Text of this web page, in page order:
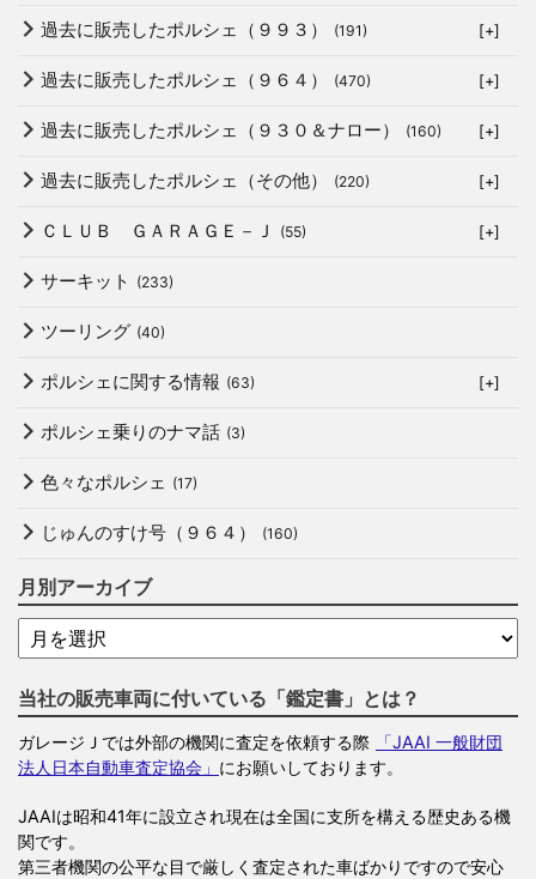
過去に販売したポルシェ（９９３） (191) [+]
過去に販売したポルシェ（９６４） (470) [+]
過去に販売したポルシェ（９３０＆ナロー） (160) [+]
過去に販売したポルシェ（その他） (220) [+]
ＣＬＵＢ ＧＡＲＡＧＥ－Ｊ (55) [+]
サーキット (233)
ツーリング (40)
ポルシェに関する情報 (63) [+]
ポルシェ乗りのナマ話 (3)
色々なポルシェ (17)
じゅんのすけ号（９６４） (160)
月別アーカイブ
当社の販売車両に付いている「鑑定書」とは？
ガレージＪでは外部の機関に査定を依頼する際
「JAAI 一般財団
法人日本自動車査定協会」 にお願いしております。
JAAIは昭和41年に設立され現在は全国に支所を構える歴史ある機
関です。
第三者機関の公平な目で厳しく査定された車ばかりですので安心